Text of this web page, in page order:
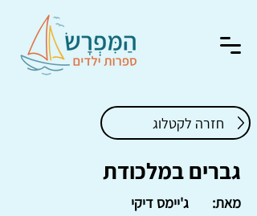
חזרה לקטלוג
גברים במלכודת
ג'יימס דיקי
מאת: